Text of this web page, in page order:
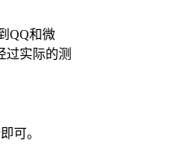
QQ和微
过实际的测
可。